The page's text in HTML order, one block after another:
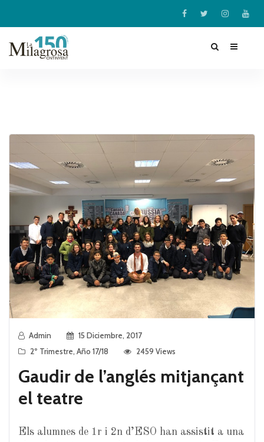
Admin
15 Diciembre, 2017
2º Trimestre, Año 17/18 2459 Views
Gaudir de l’anglés mitjançant
el teatre
Els alumnes de 1r i 2n d’ESO han assistit a una